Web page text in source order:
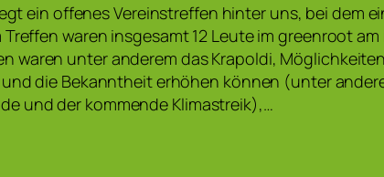
ein offenes Vereinstreffen hinter uns, bei dem
Treffen waren insgesamt 12 Leute im greenroot
waren unter anderem das Krapoldi,
die Bekanntheit erhöhen können (unter
und der kommende Klimastreik),…